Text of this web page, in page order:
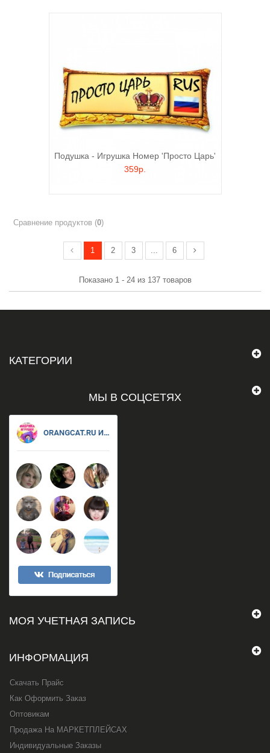
Подушка - Игрушка Номер 'Просто Царь'
359р.
Сравнение продуктов (0)
1 2 3 ... 6
Показано 1 - 24 из 137 товаров
КАТЕГОРИИ
МЫ В СОЦСЕТЯХ
МОЯ УЧЕТНАЯ ЗАПИСЬ
ИНФОРМАЦИЯ
Скачать Прайс
Как Оформить Заказ
Оптовикам
Продажа На МАРКЕТПЛЕЙСАХ
Индивидуальные Заказы